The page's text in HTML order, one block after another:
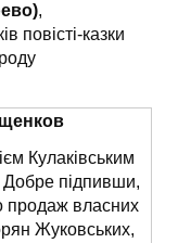
,
повісті-казки
Кулаківським
Добре підпивши,
продаж власних
Жуковських,